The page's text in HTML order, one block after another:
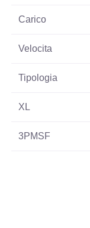
Carico
Velocita
Tipologia
XL
3PMSF